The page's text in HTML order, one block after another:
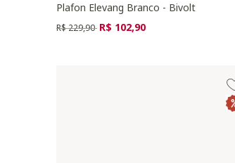
Plafon Elevang Branco - Bivolt
Preço reduzido de
R$ 229,90 para
R$ 102,90